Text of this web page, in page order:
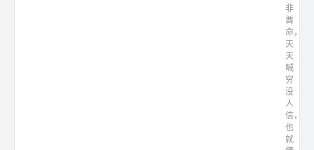
非
酋
命，
天
天
喊
穷
没
人
信，
也
就